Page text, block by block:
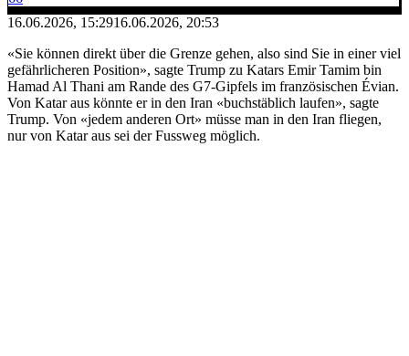
16.06.2026, 15:2916.06.2026, 20:53
«Sie können direkt über die Grenze gehen, also sind Sie in einer viel
gefährlicheren Position», sagte Trump zu Katars Emir Tamim bin
Hamad Al Thani am Rande des G7-Gipfels im französischen Évian.
Von Katar aus könnte er in den Iran «buchstäblich laufen», sagte
Trump. Von «jedem anderen Ort» müsse man in den Iran fliegen,
nur von Katar aus sei der Fussweg möglich.